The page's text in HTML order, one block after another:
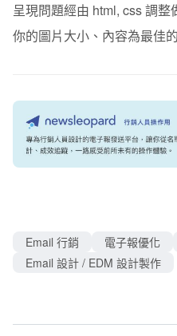
呈現問題經由 html, css 調
你的圖片大小、內容為最佳
Email 行銷 電子報優化
Email 設計 / EDM 設計製作